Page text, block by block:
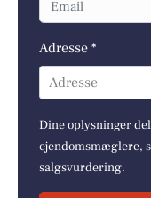
Adresse *
Adresse
Dine oplysninger
ejendomsmæglere,
salgsvurdering.